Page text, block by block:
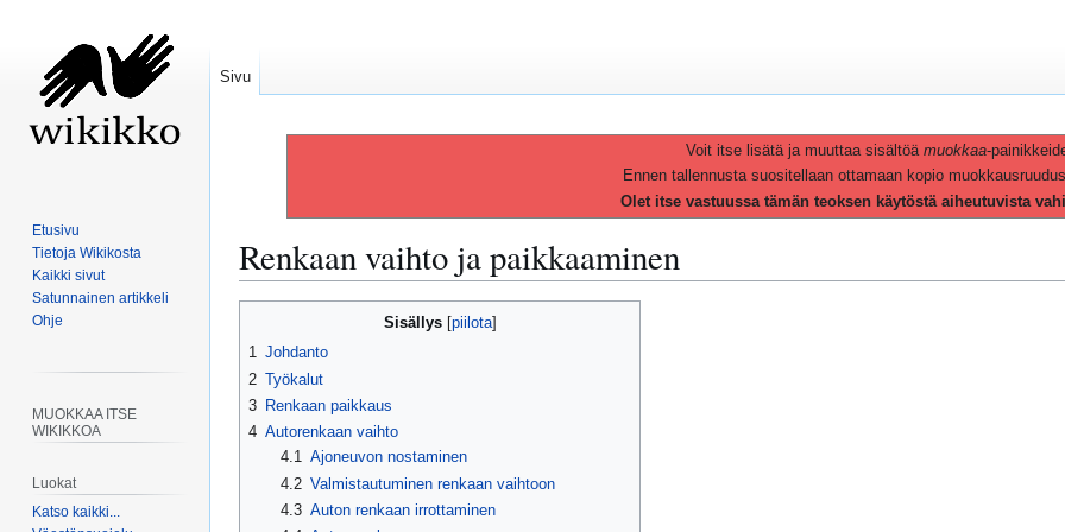
Voit itse lisätä ja muuttaa sisältöä muokkaa-
Ennen tallennusta suositellaan ottamaan kopio
Olet itse vastuussa tämän teoksen käytöstä aiheutuvista
Renkaan vaihto ja paikkaaminen
Sisällys
1 Johdanto
2 Työkalut
3 Renkaan paikkaus
4 Autorenkaan vaihto
4.1 Ajoneuvon nostaminen
4.2 Valmistautuminen renkaan vaihtoon
4.3 Auton renkaan irrottaminen
Sivu
Etusivu
Tietoja Wikikosta
Kaikki sivut
Satunnainen artikkeli
Ohje
MUOKKAA ITSE
WIKIKKOA
Luokat
Katso kaikki...